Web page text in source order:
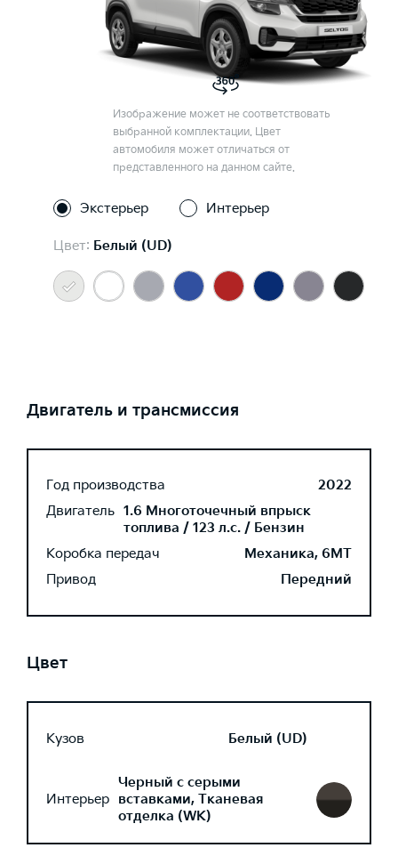
Изображение может не соответствовать
выбранной комплектации. Цвет
автомобиля может отличаться от
представленного на данном сайте.
Экстерьер Интерьер
Цвет: Белый (UD)
Двигатель и трансмиссия
Год производства
2022
Двигатель 1.6 Многоточечный впрыск
топлива / 123 л.с. / Бензин
Коробка передач
Механика, 6MT
Привод
Передний
Цвет
Кузов Белый (UD)
Интерьер
Черный с серыми
вставками, Тканевая
отделка (WK)